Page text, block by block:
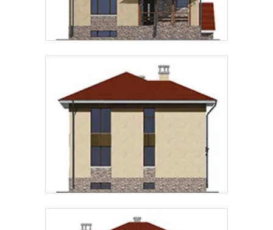
согласие на обработку персональных данных
подтверждаю, что ознакомлен(а) сполитикой
обработки персональных данных.